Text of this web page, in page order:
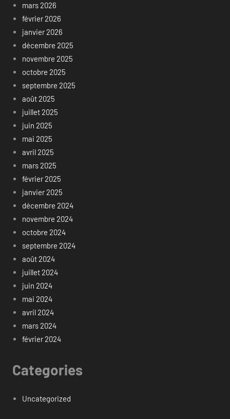
mars 2026
février 2026
janvier 2026
décembre 2025
novembre 2025
octobre 2025
septembre 2025
août 2025
juillet 2025
juin 2025
mai 2025
avril 2025
mars 2025
février 2025
janvier 2025
décembre 2024
novembre 2024
octobre 2024
septembre 2024
août 2024
juillet 2024
juin 2024
mai 2024
avril 2024
mars 2024
février 2024
Categories
Uncategorized